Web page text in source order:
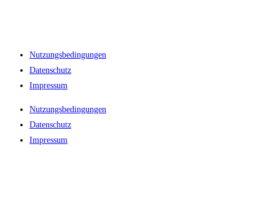
Nutzungsbedingungen
Datenschutz
Impressum
Nutzungsbedingungen
Datenschutz
Impressum